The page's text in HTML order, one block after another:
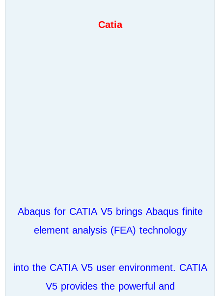
Catia
Abaqus for CATIA V5 brings Abaqus finite
element analysis (FEA) technology
into the CATIA V5 user environment. CATIA
V5 provides the powerful and